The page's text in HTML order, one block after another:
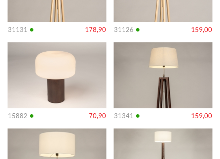
31131 • 178,90 31126 • 159,00
15882 • 70,90
Info
31341 • 159,00
Info
Info Info